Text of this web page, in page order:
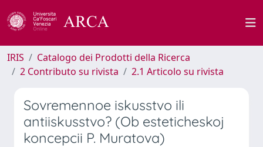
IRIS
Catalogo dei Prodotti della Ricerca
2 Contributo su rivista
2.1 Articolo su rivista
Sovremennoe iskusstvo ili
antiiskusstvo? (Ob esteticheskoj
koncepcii P. Muratova)